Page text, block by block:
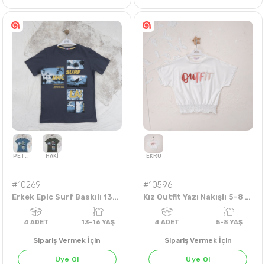
MAVİ SU YEŞİLİ
ADET 9-12 YAŞ ADET
#10269
Erkek Epic Surf Baskılı 13-16 Yaş Tişört
Sipariş Vermek İçin
Üye Ol
#10596
Kız Outfit Yazı Nakışlı 5-8 Yaş Badi
Sipariş Vermek İçin
Üye Ol